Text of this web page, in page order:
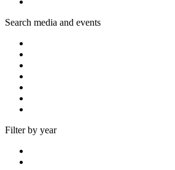
Search media and events
Filter by year